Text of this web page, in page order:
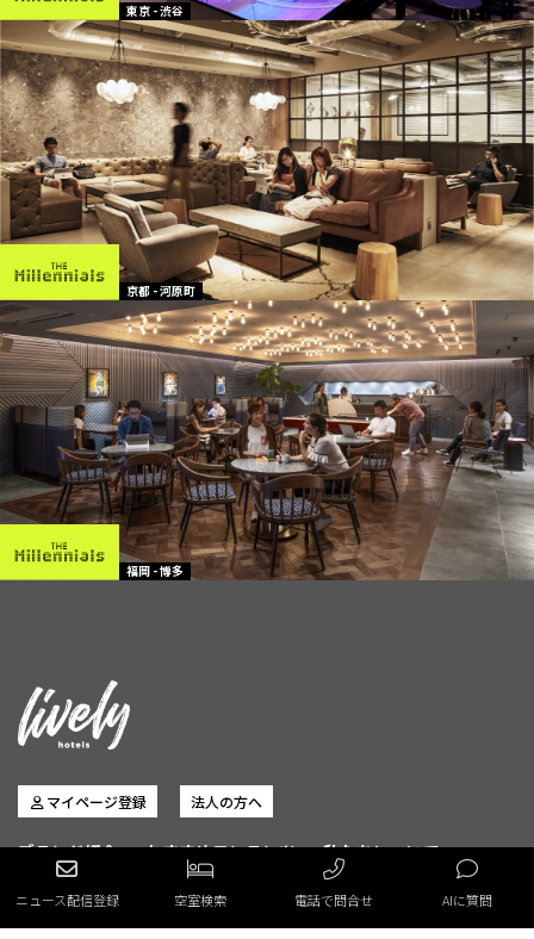
東京 - 渋谷
京都 - 河原町
福岡 - 博多
マイページ登録 法人の方へ
ブランド紹介 おすすめコンテンツ
私たちについて
フォトギャラリー
オンラインストア
ニュース配信登録 空室検索 電話で問合せ AIに質問